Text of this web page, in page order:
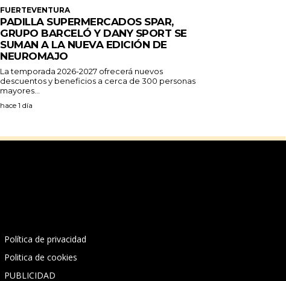
FUERTEVENTURA
PADILLA SUPERMERCADOS SPAR,
GRUPO BARCELÓ Y DANY SPORT SE
SUMAN A LA NUEVA EDICIÓN DE
NEUROMAJO
La temporada 2026-2027 ofrecerá nuevos
descuentos y beneficios a cerca de 300 personas
mayores...
hace 1 día